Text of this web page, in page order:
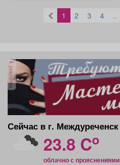
1 2 3 4 ..
реклама
Сейчас в г. Междуреченск
23.8 Co
облачно с прояснениями